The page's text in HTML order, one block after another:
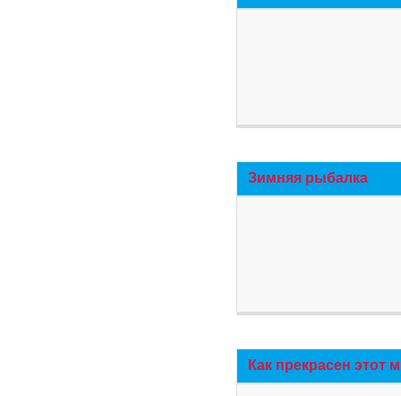
Зимняя рыбалка
Как прекрасен этот